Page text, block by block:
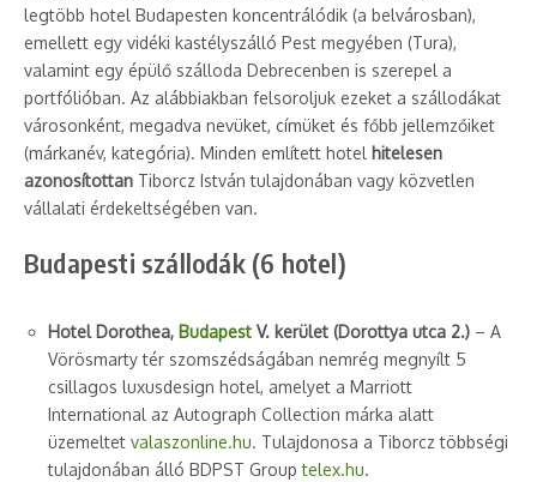
legtöbb hotel Budapesten koncentrálódik (a belvárosban),
emellett egy vidéki kastélyszálló Pest megyében (Tura),
valamint egy épülő szálloda Debrecenben is szerepel a
portfólióban. Az alábbiakban felsoroljuk ezeket a szállodákat
városonként, megadva nevüket, címüket és főbb jellemzőiket
(márkanév, kategória). Minden említett hotel hitelesen
azonosítottan Tiborcz István tulajdonában vagy közvetlen
vállalati érdekeltségében van.
Budapesti szállodák (6 hotel)
Hotel Dorothea, Budapest V. kerület (Dorottya utca 2.) – A
Vörösmarty tér szomszédságában nemrég megnyílt 5
csillagos luxusdesign hotel, amelyet a Marriott
International az Autograph Collection márka alatt
üzemeltet valaszonline.hu. Tulajdonosa a Tiborcz többségi
tulajdonában álló BDPST Grouptelex.hu.